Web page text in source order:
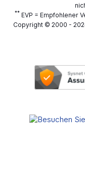
**EVP = Empfohlener
Copyright © 2000 -